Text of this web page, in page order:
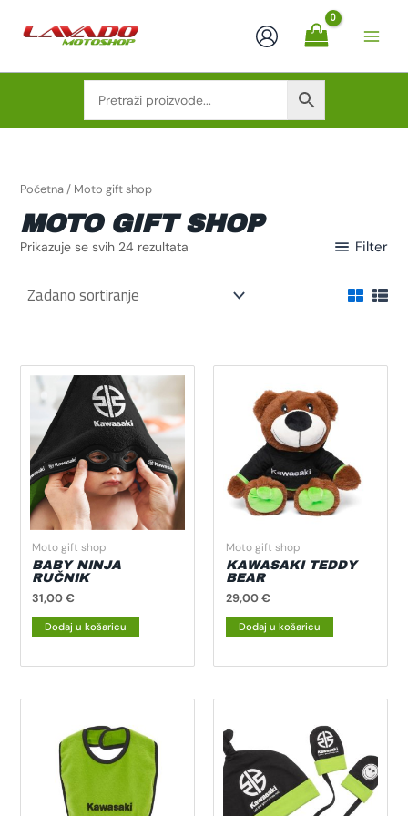
Početna/ Moto gift shop
MOTO GIFT SHOP
Prikazuje se svih 24 rezultata Filter
Moto gift shop
BABY NINJA
RUČNIK
31,00€
Dodaj u košaricu
Moto gift shop
KAWASAKI TEDDY
BEAR
29,00€
Dodaj u košaricu
proizvod
ima
više
varijanti.